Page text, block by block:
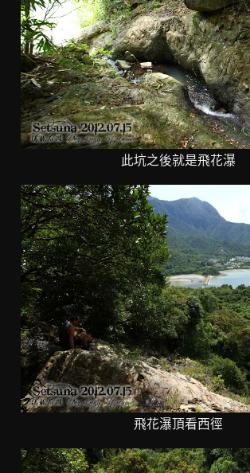
此坑之後就是飛花瀑
飛花瀑頂看西徑